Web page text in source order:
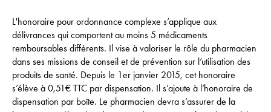
L'honoraire pour ordonnance complexe s’applique aux
délivrances qui comportent au moins 5 médicaments
remboursables différents. Il vise à valoriser le rôle du pharmacien
dans ses missions de conseil et de prévention sur l’utilisation des
produits de santé. Depuis le 1er janvier 2015, cet honoraire
s’élève à 0,51€ TTC par dispensation. Il s’ajoute à l’honoraire de
dispensation par boîte. Le pharmacien devra s’assurer de la